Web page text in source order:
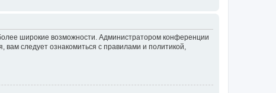
широкие возможности. Администратором конференции
вам следует ознакомиться с правилами и политикой,